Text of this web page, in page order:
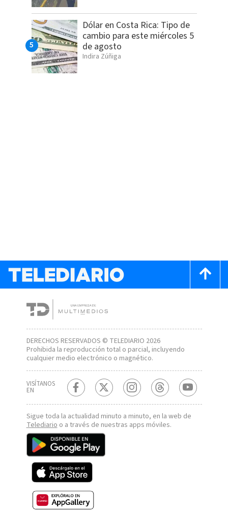
Dólar en Costa Rica: Tipo de
cambio para este miércoles 5
de agosto
Indira Zúñiga
DERECHOS RESERVADOS © TELEDIARIO 2026
Prohibida la reproducción total o parcial, incluyendo
cualquier medio electrónico o magnético.
VISÍTANOS
EN
Sigue toda la actualidad minuto a minuto, en la web de
Telediario o a través de nuestras apps móviles.